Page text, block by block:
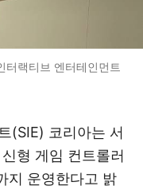
터랙티브 엔터테인먼트
(SIE) 코리아는 서
형 게임 컨트롤러
지 운영한다고 밝